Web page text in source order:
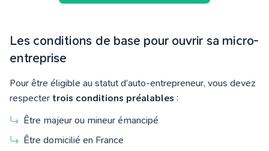
Les conditions de base pour ouvrir sa micro-
entreprise
Pour être éligible au statut d’auto-entrepreneur, vous devez
respecter trois conditions préalables :
Être majeur ou mineur émancipé
Être domicilié en France